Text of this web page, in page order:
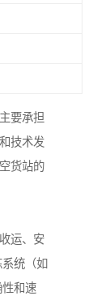
要承担
技术发
货站的
运、安
统（如
和速